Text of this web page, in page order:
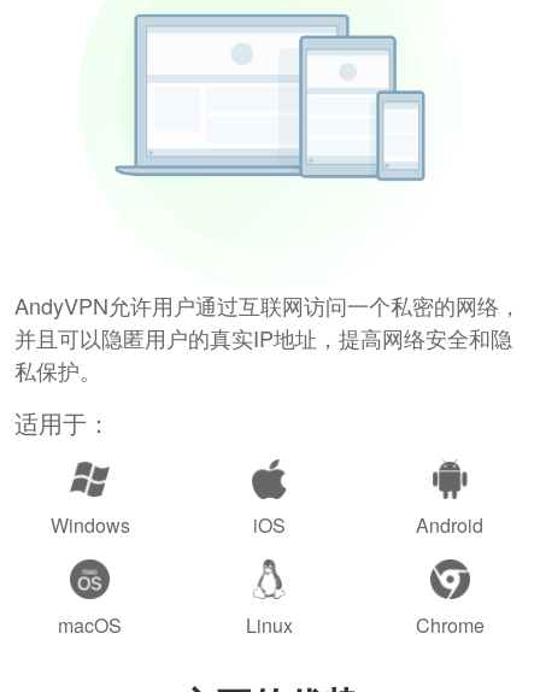
AndyVPN允许用户通过互联网访问一个私密的网络，
并且可以隐匿用户的真实IP地址，提高网络安全和隐
私保护。
适用于：
Windows iOS Android
macOS Linux Chrome